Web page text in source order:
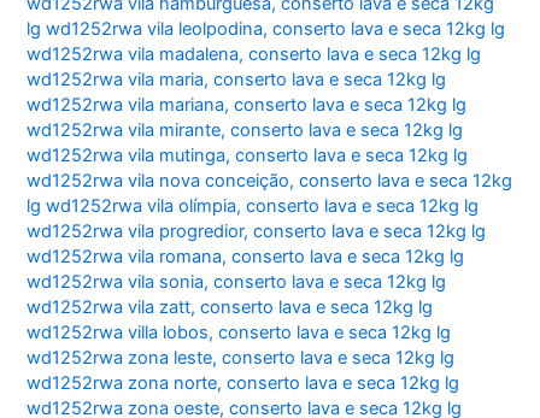
lg wd1252rwa vila leolpodina,conserto lava e seca 12kg lg
wd1252rwa vila madalena,conserto lava e seca 12kg lg
wd1252rwa vila maria,conserto lava e seca 12kg lg
wd1252rwa vila mariana,conserto lava e seca 12kg lg
wd1252rwa vila mirante,conserto lava e seca 12kg lg
wd1252rwa vila mutinga,conserto lava e seca 12kg lg
wd1252rwa vila nova conceição,conserto lava e seca 12kg
lg wd1252rwa vila olímpia,conserto lava e seca 12kg lg
wd1252rwa vila progredior,conserto lava e seca 12kg lg
wd1252rwa vila romana,conserto lava e seca 12kg lg
wd1252rwa vila sonia,conserto lava e seca 12kg lg
wd1252rwa vila zatt,conserto lava e seca 12kg lg
wd1252rwa villa lobos,conserto lava e seca 12kg lg
wd1252rwa zona leste,conserto lava e seca 12kg lg
wd1252rwa zona norte,conserto lava e seca 12kg lg
wd1252rwa zona oeste,conserto lava e seca 12kg lg